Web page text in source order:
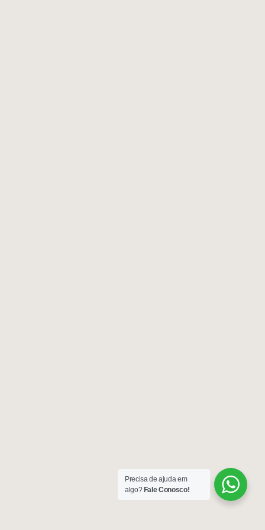
Precisa de ajuda em
algo? Fale Conosco!